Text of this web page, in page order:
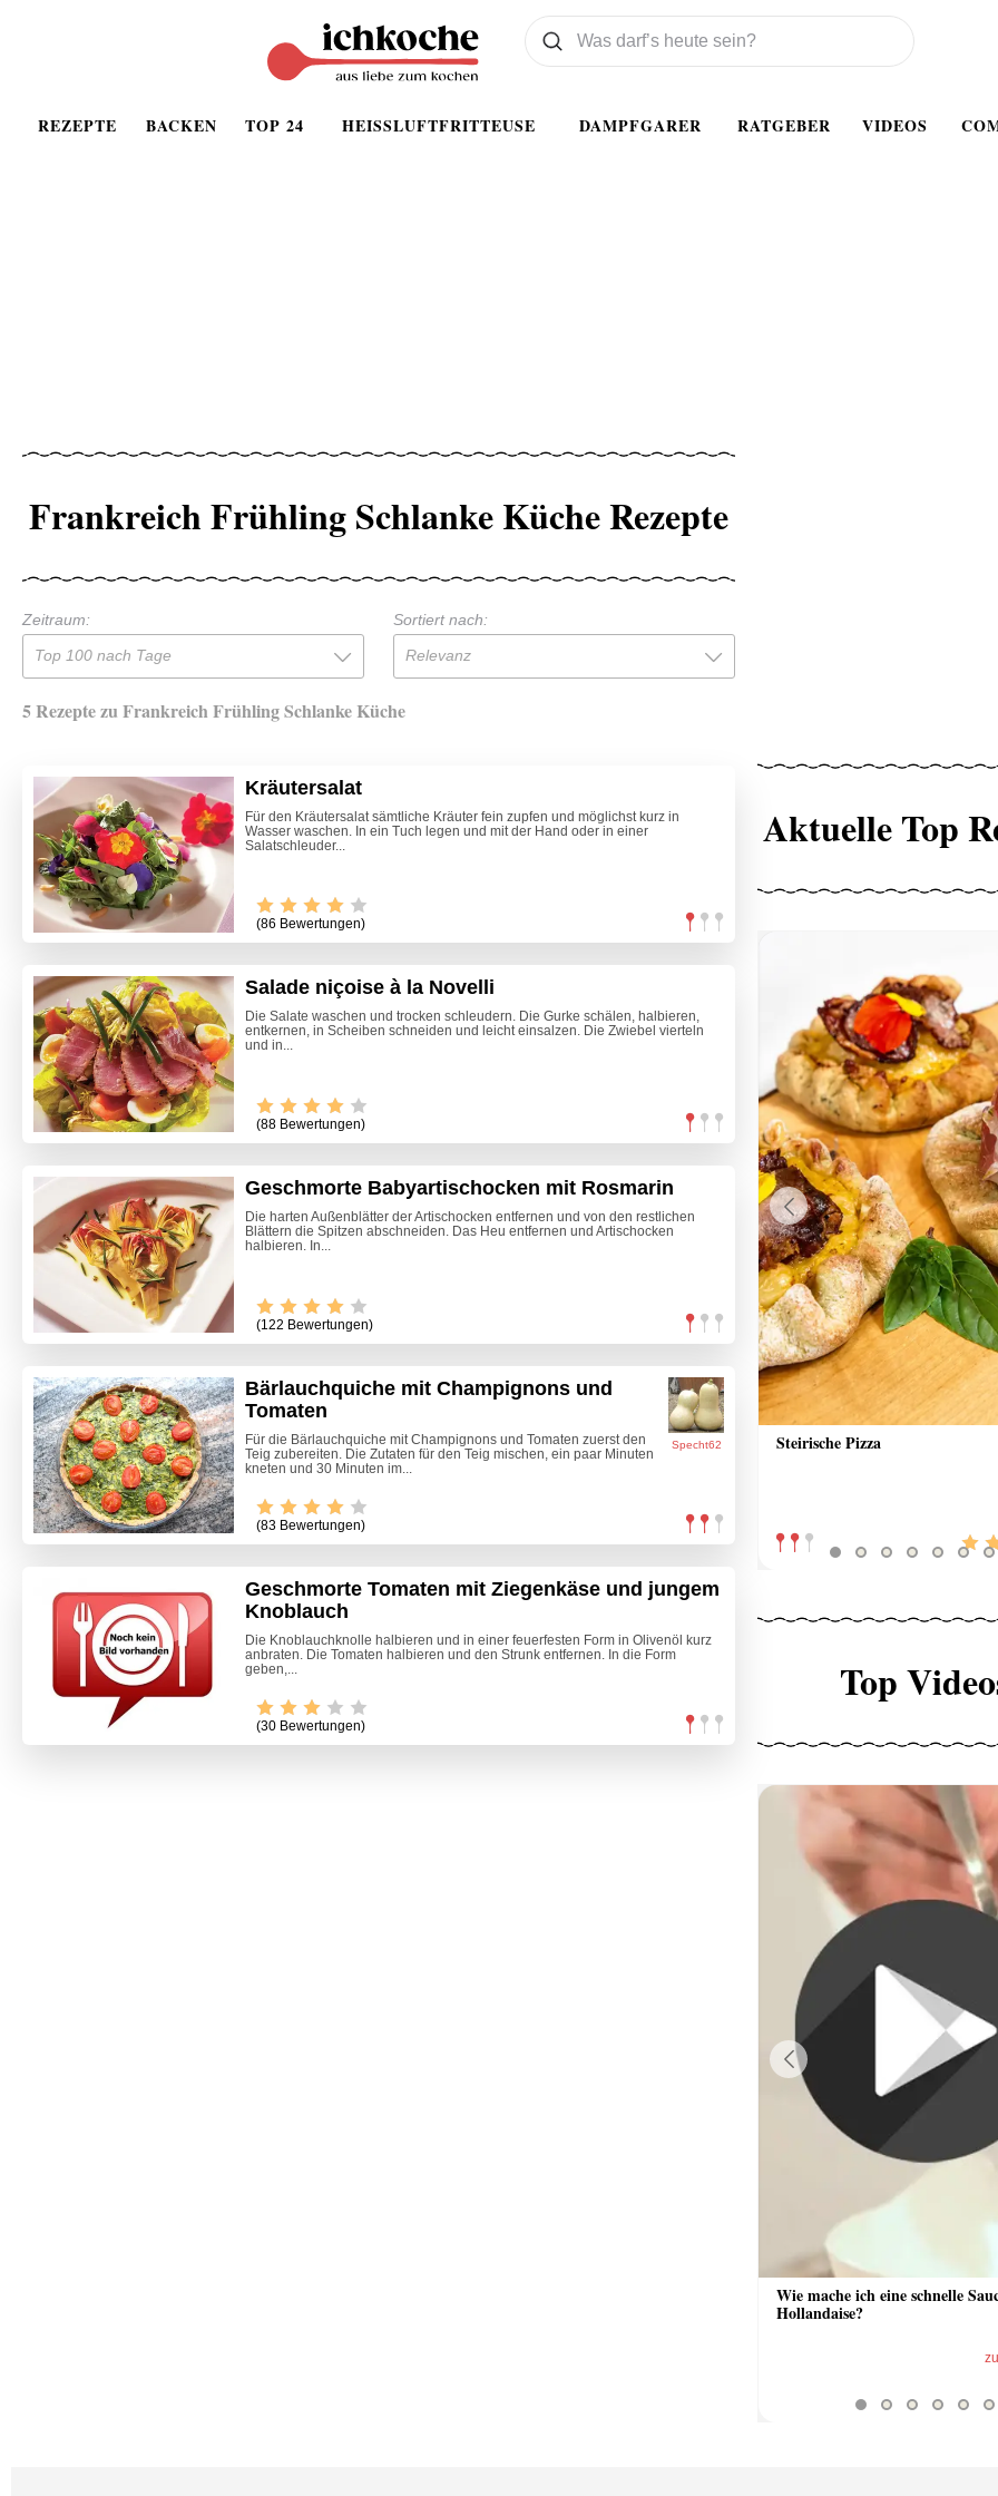
REZEPTE BACKEN TOP 24 HEISSLUFTFRITTEUSE DAMPFGARER RATGEBER VIDEOS
Was wollen Sie suchen
Suchen
Frankreich Frühling Schlanke Küche Rezepte
Zeitraum:
Top 100 nach Tage
Sortiert nach:
Relevanz
5 Rezepte zu Frankreich Frühling Schlanke Küche
Kräutersalat
Für den Kräutersalat sämtliche Kräuter fein zupfen und möglichst kurz in
Wasser waschen. In ein Tuch legen und mit der Hand oder in einer
Salatschleuder...
(86 Bewertungen)
Salade niçoise à la Novelli
Die Salate waschen und trocken schleudern. Die Gurke schälen, halbieren,
entkernen, in Scheiben schneiden und leicht einsalzen. Die Zwiebel vierteln
und in...
(88 Bewertungen)
Geschmorte Babyartischocken mit Rosmarin
Die harten Außenblätter der Artischocken entfernen und von den restlichen
Blättern die Spitzen abschneiden. Das Heu entfernen und Artischocken
halbieren. In...
(122 Bewertungen)
Specht62
Bärlauchquiche mit Champignons und
Tomaten
Für die Bärlauchquiche mit Champignons und Tomaten zuerst den
Teig zubereiten. Die Zutaten für den Teig mischen, ein paar Minuten
kneten und 30 Minuten im...
(83 Bewertungen)
Geschmorte Tomaten mit Ziegenkäse und jungem
Knoblauch
Die Knoblauchknolle halbieren und in einer feuerfesten Form in Olivenöl kurz
anbraten. Die Tomaten halbieren und den Strunk entfernen. In die Form
geben,...
(30 Bewertungen)
Aktuelle Top
Steirische Pizza
Crepe-Cake mit Erdbeeren und
Mokkacreme
Previous
Top
Wie mache ich eine schnelle
Hollandaise?
Previous